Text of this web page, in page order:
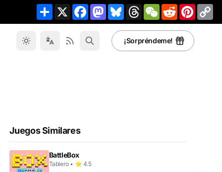
Share X FacebookMastodonBlueskyThreadsWeChatRedditPinterest
¡Sorpréndeme!
Juegos Similares
BattleBox
Tablero • ⭐ 4.5